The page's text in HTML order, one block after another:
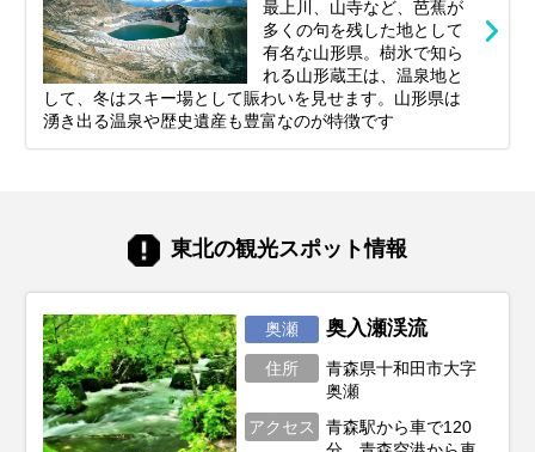
最上川、山寺など、芭蕉が
多くの句を残した地として
有名な山形県。樹氷で知ら
れる山形蔵王は、温泉地と
して、冬はスキー場として賑わいを見せます。山形県は
湧き出る温泉や歴史遺産も豊富なのが特徴です
東北の観光スポット情報
奥瀬 奥入瀬渓流
住所
青森県十和田市大字
奥瀬
アクセス
青森駅から車で120